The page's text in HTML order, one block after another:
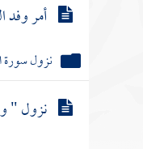
أمر وفد
نزول سورة
نزول "